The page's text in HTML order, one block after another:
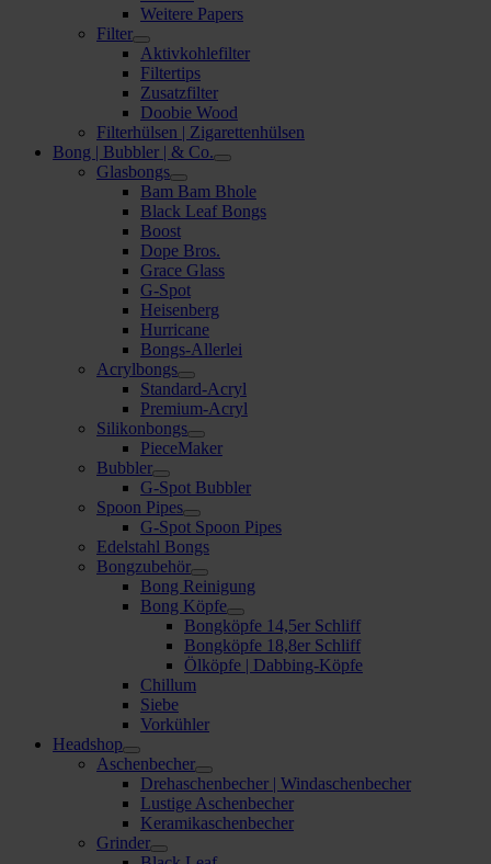
Weitere Papers
Filter
Aktivkohlefilter
Filtertips
Zusatzfilter
Doobie Wood
Filterhülsen | Zigarettenhülsen
Bong | Bubbler | & Co.
Glasbongs
Bam Bam Bhole
Black Leaf Bongs
Boost
Dope Bros.
Grace Glass
G-Spot
Heisenberg
Hurricane
Bongs-Allerlei
Acrylbongs
Standard-Acryl
Premium-Acryl
Silikonbongs
PieceMaker
Bubbler
G-Spot Bubbler
Spoon Pipes
G-Spot Spoon Pipes
Edelstahl Bongs
Bongzubehör
Bong Reinigung
Bong Köpfe
Bongköpfe 14,5er Schliff
Bongköpfe 18,8er Schliff
Ölköpfe | Dabbing-Köpfe
Chillum
Siebe
Vorkühler
Headshop
Aschenbecher
Drehaschenbecher | Windaschenbecher
Lustige Aschenbecher
Keramikaschenbecher
Grinder